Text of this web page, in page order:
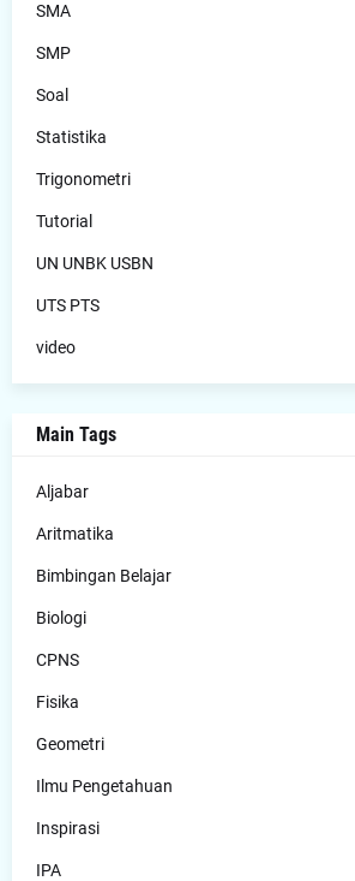
SMA
SMP
Soal
Statistika
Trigonometri
Tutorial
UN UNBK USBN
UTS PTS
video
Main Tags
Aljabar
Aritmatika
Bimbingan Belajar
Biologi
CPNS
Fisika
Geometri
Ilmu Pengetahuan
Inspirasi
IPA